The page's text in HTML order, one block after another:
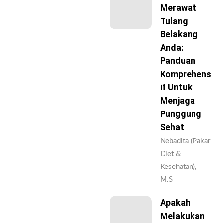
Merawat
Tulang
Belakang
Anda:
Panduan
Komprehens
If Untuk
Menjaga
Punggung
Sehat
Nebadita (Pakar
Diet &
Kesehatan),
M.S
Apakah
Melakukan